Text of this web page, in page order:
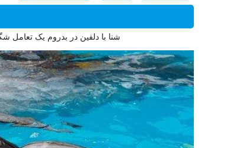
شنا با دلفین در بدروم یک تعامل